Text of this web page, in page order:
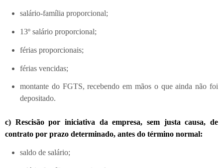
salário-família proporcional;
13º salário proporcional;
férias proporcionais;
férias vencidas;
montante do FGTS, recebendo em mãos o que ainda não foi
depositado.
c) Rescisão por iniciativa da empresa, sem justa causa, de
contrato por prazo determinado, antes do término normal:
saldo de salário;